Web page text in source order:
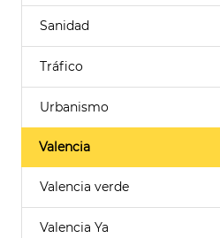
Sanidad
Tráfico
Urbanismo
Valencia
Valencia verde
Valencia Ya